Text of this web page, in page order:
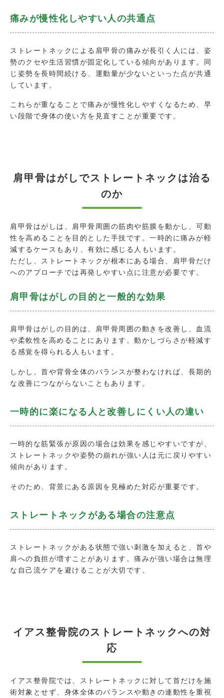
痛みが慢性化しやすい人の共通点
ストレートネックによる肩甲骨の痛みが長引く人には、姿
勢のクセや生活習慣が固定化している傾向があります。同
じ姿勢を長時間続ける、運動量が少ないといった点が共通
しています。
これらが重なることで痛みが慢性化しやすくなるため、早
い段階で身体の使い方を見直すことが重要です。
肩甲骨はがしでストレートネックは治る
のか
肩甲骨はがしは、肩甲骨周囲の筋肉や筋膜を動かし、可動
性を高めることを目的とした手技です。一時的に痛みが軽
減するケースもあり、有効に感じる人もいます。
ただし、ストレートネックが根本にある場合、肩甲骨だけ
へのアプローチでは再発しやすい点に注意が必要です。
肩甲骨はがしの目的と一般的な効果
肩甲骨はがしの目的は、肩甲骨周囲の動きを改善し、血流
や柔軟性を高めることにあります。動かしづらさが軽減す
る感覚を得られる人もいます。
しかし、首や背骨全体のバランスが整わなければ、長期的
な改善につながらないこともあります。
一時的に楽になる人と改善しにくい人の違い
一時的な筋緊張が原因の場合は効果を感じやすいですが、
ストレートネックや姿勢の崩れが強い人は元に戻りやすい
傾向があります。
そのため、背景にある原因を見極めた対応が重要です。
ストレートネックがある場合の注意点
ストレートネックがある状態で強い刺激を加えると、首や
肩への負担が増すことがあります。痛みが強い場合は無理
な自己流ケアを避けることが大切です。
イアス整骨院のストレートネックへの対
応
イアス整骨院では、ストレートネックに対して首だけを施
術対象とせず、身体全体のバランスや動きの連動性を重視